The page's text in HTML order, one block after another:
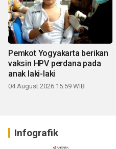
Pemkot Yogyakarta berikan
vaksin HPV perdana pada
anak laki-laki
04 August 2026 15:59 WIB
Infografik